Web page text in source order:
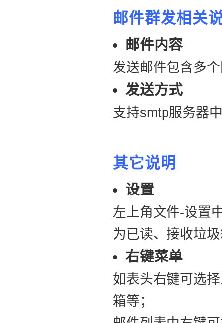
邮件群发相关
邮件内容
发送邮件包含多
发送方式
支持smtp服务器
其它说明
设置
左上角文件-设置
为已读、接收垃
右键菜单
如表头右键可选
箱等；